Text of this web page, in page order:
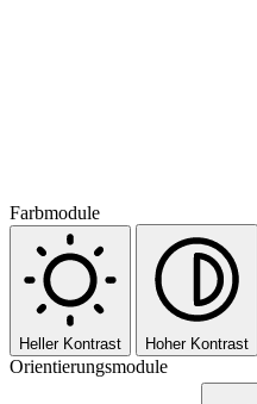
Farbmodule
Heller Kontrast Hoher Kontrast
Orientierungsmodule